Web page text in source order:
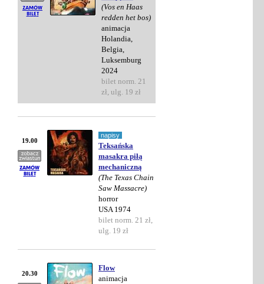
(Vos en Haas
redden het bos)
animacja
Holandia,
Belgia,
Luksemburg
2024
bilet norm. 21
zł, ulg. 19 zł
19.00
napisy
Teksańska
masakra piłą
mechaniczną
(The Texas Chain
Saw Massacre)
horror
USA 1974
bilet norm. 21 zł,
ulg. 19 zł
20.30
Flow
animacja